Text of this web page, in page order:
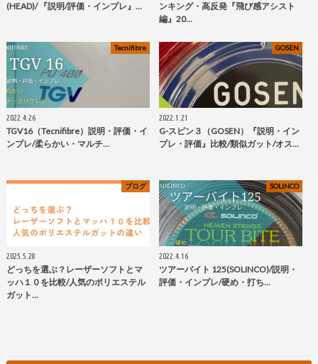
(HEAD)/ 『説明/評価・インプレ』…
ンキング・高反発『飛び感アシスト
編』20…
Tecnifibre
2022.4.26
TGV16（Tecnifibre）説明・評価・イ
ンプレ/柔らかい・マルチ…
GOSEN
2022.1.21
G-スピン３（GOSEN）『説明・イン
プレ・評価』比較/類似ガット/オス…
ブログ
2025.5.28
どっちを選ぶ？レーザーソフトとマ
ッハ１０を比較/人気のポリエステル
ガット…
SOLINCO
2022.4.16
ツアーバイト 125(SOLINCO)/説明・
評価・インプレ/硬め・打ち…